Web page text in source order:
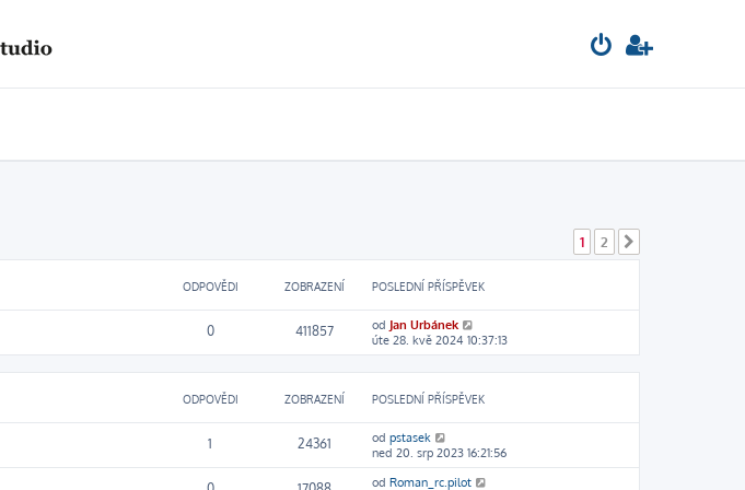
1 2
ODPOVĚDI ZOBRAZENÍ POSLEDNÍ PŘÍSPĚVEK
0 411857 od Jan Urbánek
úte 28. kvě 2024 10:37:13
ODPOVĚDI ZOBRAZENÍ POSLEDNÍ PŘÍSPĚVEK
1 24361 od pstasek
ned 20. srp 2023 16:21:56
od Roman_rc.pilot